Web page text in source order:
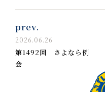
prev.
2026.06.26
第1492回 さよなら例
会